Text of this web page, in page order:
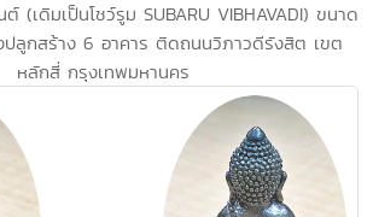
ต์ (เดิมเป็นโชว์รูม SUBARU VIBHAVADI) ขนาด
ลูกสร้าง 6 อาคาร ติดถนนวิภาวดีรังสิต เขต
หลักสี่ กรุงเทพมหานคร